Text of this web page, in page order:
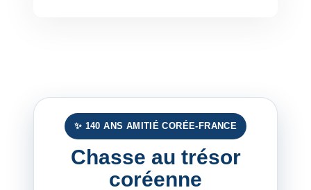
✨ 140 ANS AMITIÉ CORÉE-FRANCE
Chasse au trésor
coréenne